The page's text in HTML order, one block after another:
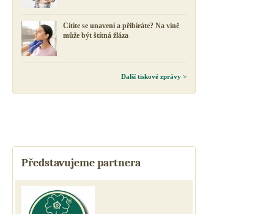
Cítíte se unavení a přibíráte? Na vině
může být štítná žláza
Další tiskové zprávy >
Představujeme partnera